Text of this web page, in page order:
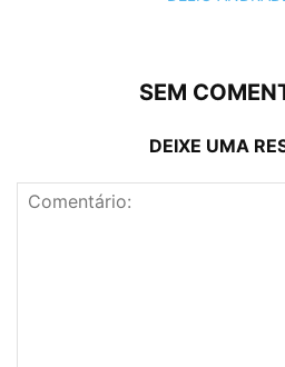
SEM
DEIXE UMA